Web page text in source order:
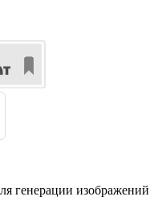
генерации изображений